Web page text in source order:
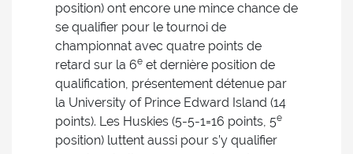
position) ont encore une mince chance de
se qualifier pour le tournoi de
championnat avec quatre points de
retard sur la 6e et dernière position de
qualification, présentement détenue par
la University of Prince Edward Island (14
points). Les Huskies (5-5-1=16 points, 5e
position) luttent aussi pour s’y qualifier